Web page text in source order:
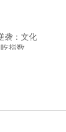
袭：文化
指数